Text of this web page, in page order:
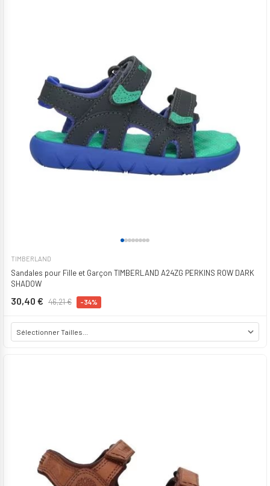
TIMBERLAND
Sandales pour Fille et Garçon TIMBERLAND A24ZG PERKINS ROW DARK
SHADOW
30,40 € 46,21 € -34%